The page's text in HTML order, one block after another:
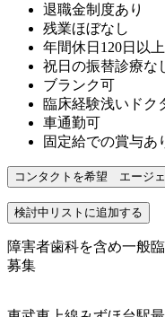
退職金制度あり
残業ほぼなし
年間休日120日以上
祝日の振替診療な
ブランク可
臨床経験浅いドク
車通勤可
固定給での賞与あ
障害者歯科を含め一般
募集